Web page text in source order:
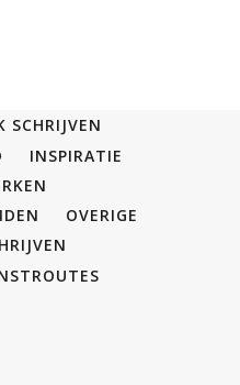
SCHRIJVEN
INSPIRATIE
OVERIGE